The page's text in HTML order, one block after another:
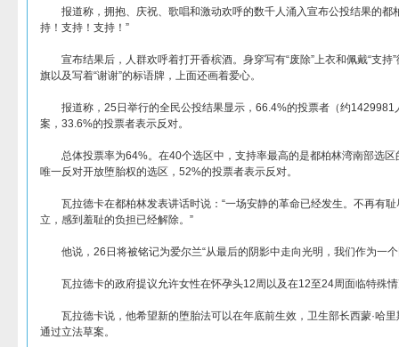
报道称，拥抱、庆祝、歌唱和激动欢呼的数千人涌入宣布公投结果的都
持！支持！支持！”
宣布结果后，人群欢呼着打开香槟酒。身穿写有“废除”上衣和佩戴“支持
旗以及写着“谢谢”的标语牌，上面还画着爱心。
报道称，25日举行的全民公投结果显示，66.4%的投票者（约1429981
案，33.6%的投票者表示反对。
总体投票率为64%。在40个选区中，支持率最高的是都柏林湾南部选区
唯一反对开放堕胎权的选区，52%的投票者表示反对。
瓦拉德卡在都柏林发表讲话时说：“一场安静的革命已经发生。不再有耻
立，感到羞耻的负担已经解除。”
他说，26日将被铭记为爱尔兰“从最后的阴影中走向光明，我们作为一个
瓦拉德卡的政府提议允许女性在怀孕头12周以及在12至24周面临特殊情
瓦拉德卡说，他希望新的堕胎法可以在年底前生效，卫生部长西蒙·哈里
通过立法草案。